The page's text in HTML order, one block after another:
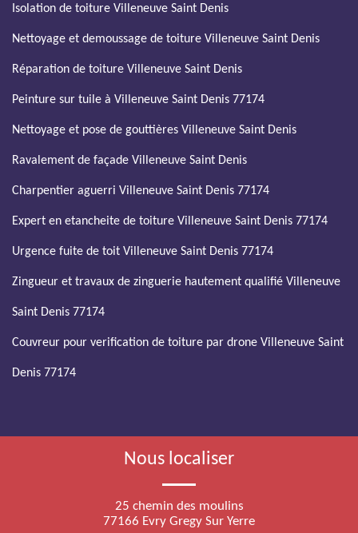
Isolation de toiture Villeneuve Saint Denis
Nettoyage et demoussage de toiture Villeneuve Saint Denis
Réparation de toiture Villeneuve Saint Denis
Peinture sur tuile à Villeneuve Saint Denis 77174
Nettoyage et pose de gouttières Villeneuve Saint Denis
Ravalement de façade Villeneuve Saint Denis
Charpentier aguerri Villeneuve Saint Denis 77174
Expert en etancheite de toiture Villeneuve Saint Denis 77174
Urgence fuite de toit Villeneuve Saint Denis 77174
Zingueur et travaux de zinguerie hautement qualifié Villeneuve
Saint Denis 77174
Couvreur pour verification de toiture par drone Villeneuve Saint
Denis 77174
Nous localiser
25 chemin des moulins
77166 Evry Gregy Sur Yerre